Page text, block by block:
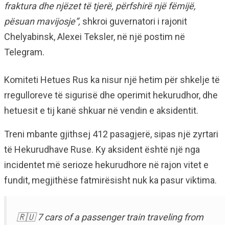
fraktura dhe njëzet të tjerë, përfshirë një fëmijë,
pësuan mavijosje”, shkroi guvernatori i rajonit
Chelyabinsk, Alexei Teksler, në një postim në
Telegram.
Komiteti Hetues Rus ka nisur një hetim për shkelje të
rregulloreve të sigurisë dhe operimit hekurudhor, dhe
hetuesit e tij kanë shkuar në vendin e aksidentit.
Treni mbante gjithsej 412 pasagjerë, sipas një zyrtari
të Hekurudhave Ruse. Ky aksident është një nga
incidentet më serioze hekurudhore në rajon vitet e
fundit, megjithëse fatmirësisht nuk ka pasur viktima.
🇷🇺 7 cars of a passenger train traveling from